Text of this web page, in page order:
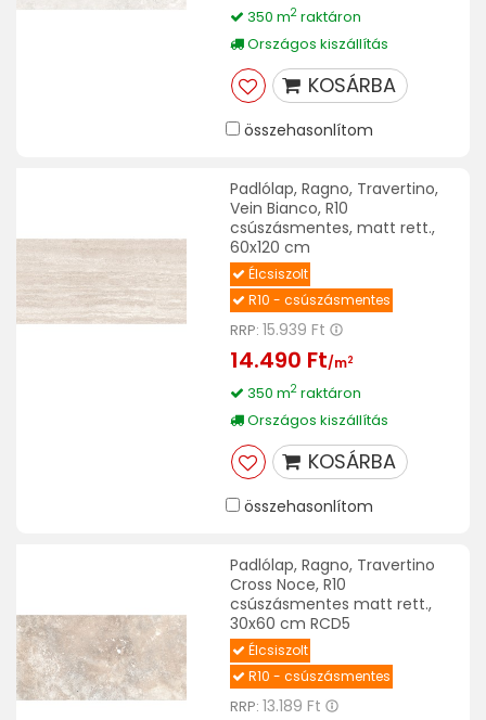
350 m2raktáron
Országos kiszállítás
KOSÁRBA
összehasonlítom
Padlólap, Ragno, Travertino,
Vein Bianco, R10
csúszásmentes, matt rett.,
60x120 cm
Élcsiszolt
R10 - csúszásmentes
RRP: 15.939 Ft
14.490 Ft/m2
350 m2raktáron
Országos kiszállítás
KOSÁRBA
összehasonlítom
Padlólap, Ragno, Travertino
Cross Noce, R10
csúszásmentes matt rett.,
30x60 cm RCD5
Élcsiszolt
R10 - csúszásmentes
RRP: 13.189 Ft